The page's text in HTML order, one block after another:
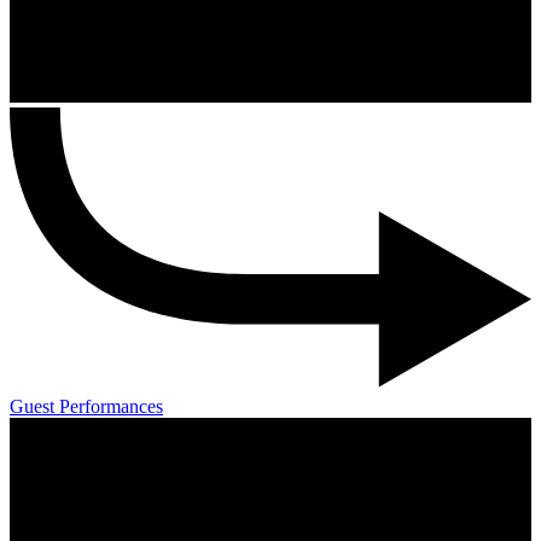
Guest Performances